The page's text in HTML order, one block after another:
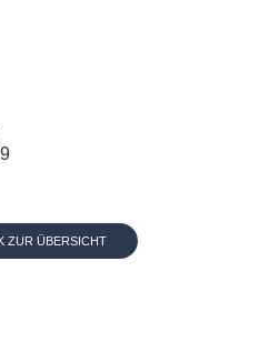
ZUR ÜBERSICHT